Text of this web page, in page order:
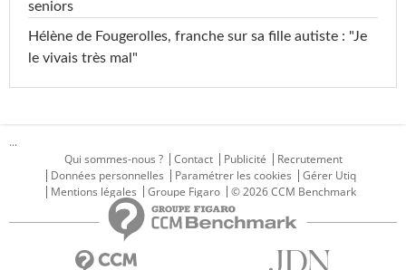
seniors
Hélène de Fougerolles, franche sur sa fille autiste : "Je
le vivais très mal"
...
Qui sommes-nous ?
Contact Publicité
Recrutement
Données personnelles
Paramétrer les cookies
Gérer Utiq
Mentions légales
Groupe Figaro © 2026 CCM Benchmark